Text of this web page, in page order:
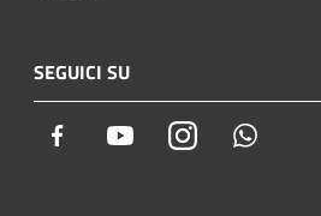
SEGUICI SU
Facebook YoutubeInstagram